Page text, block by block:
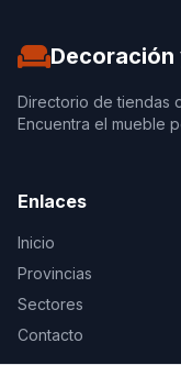
Decoración
Directorio de tiendas
Encuentra el mueble
Enlaces
Inicio
Provincias
Sectores
Contacto